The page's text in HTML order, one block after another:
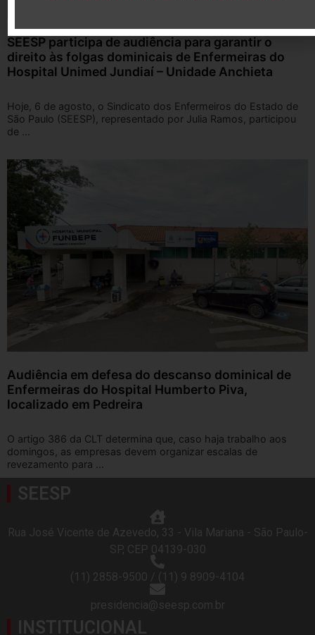
SEESP participa de audiência para garantir o
direito às folgas dominicais de Enfermeiras do
Hospital Unimed Jundiaí – Unidade Anchieta
Hoje, 6 de agosto, o Sindicato dos Enfermeiros do Estado de
São Paulo (SEESP), representado por Julia Ramos, participou
de ...
Audiência em defesa do descanso dominical de
Enfermeiras do Hospital Humberto Piva,
localizado em Pedreira
O artigo 386 da CLT determina que, caso haja trabalho aos
domingos, as empresas devem organizar escalas de
revezamento para ...
SEESP
Rua José Vicente de Azevedo, 33 - Vila Mariana - São Paulo-
SP, CEP 04139-030
(11) 2858-9500 / (11) 9 8909-4104
presidencia@seesp.com.br
INSTITUCIONAL